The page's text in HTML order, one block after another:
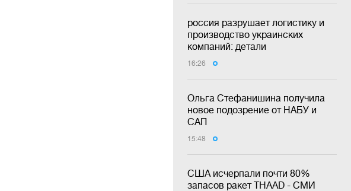
россия разрушает логистику и
производство украинских
компаний: детали
16:26
Ольга Стефанишина получила
новое подозрение от НАБУ и
САП
15:48
США исчерпали почти 80%
запасов ракет THAAD - СМИ